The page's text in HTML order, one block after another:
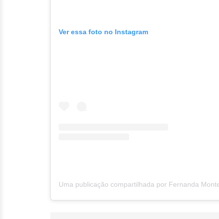
Ver essa foto no Instagram